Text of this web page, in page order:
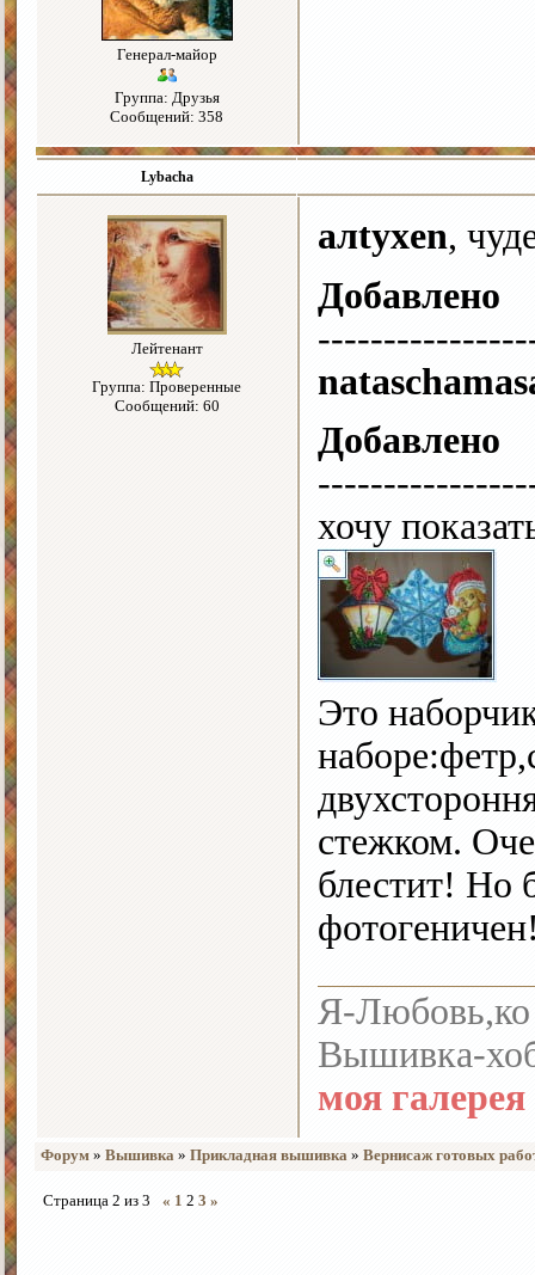
Генерал-майор
Группа: Друзья
Сообщений: 358
Lybacha
Лейтенант
Группа: Проверенные
Сообщений: 60
алtyxen,
Добавлено
Добавлено
хочу
Это
стежком.
блестит! Но
Я-
Вышивка-
моя галерея
Форум » Вышивка » Прикладная вышивка » Вернисаж готовых
Страница 2 из 3 « 1 2 3 »